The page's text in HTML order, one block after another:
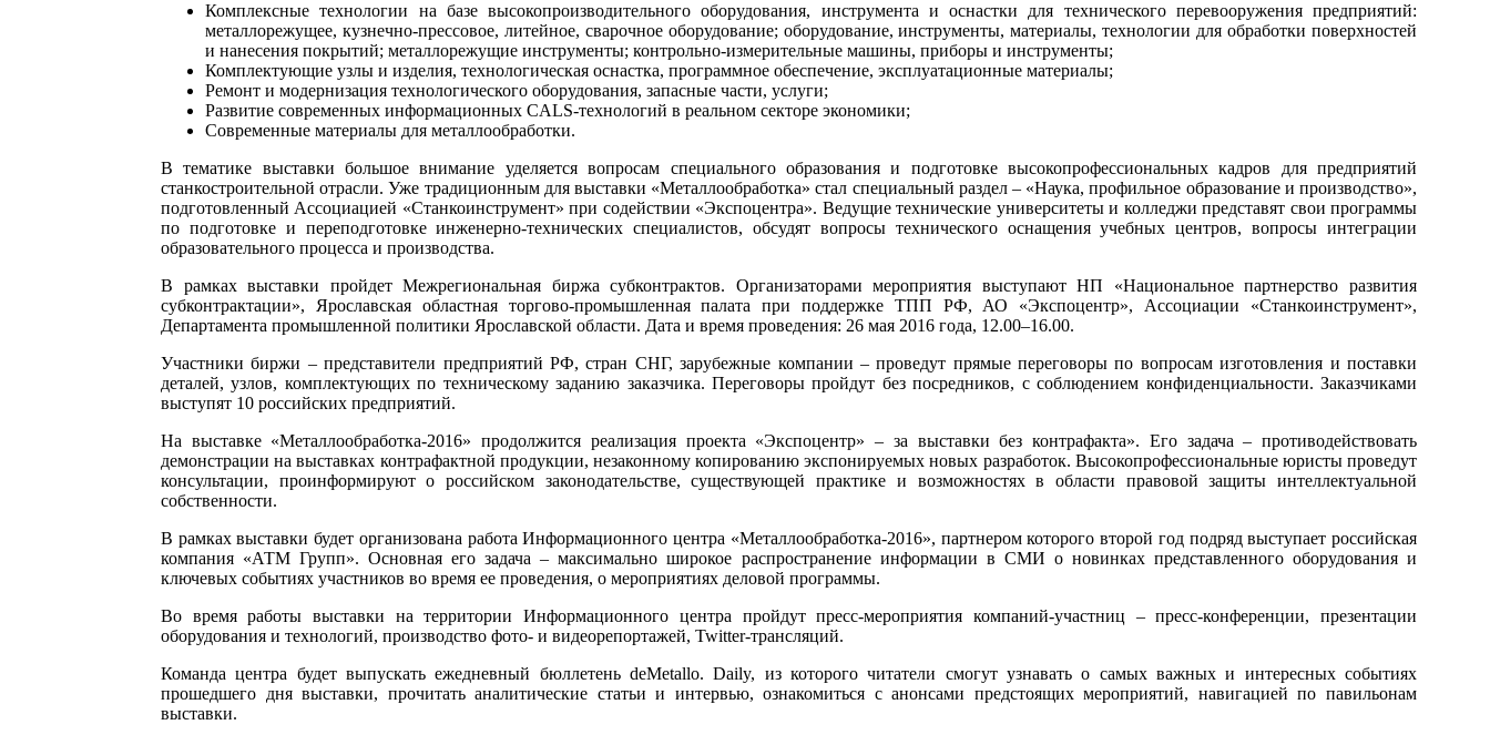
Комплексные технологии на базе высокопроизводительного оборудования, инструмента и оснастки для технического перевооружения предприятий:
металлорежущее, кузнечно-прессовое, литейное, сварочное оборудование; оборудование, инструменты, материалы, технологии для обработки поверхностей
и нанесения покрытий; металлорежущие инструменты; контрольно-измерительные машины, приборы и инструменты;
Комплектующие узлы и изделия, технологическая оснастка, программное обеспечение, эксплуатационные материалы;
Ремонт и модернизация технологического оборудования, запасные части, услуги;
Развитие современных информационных CALS-технологий в реальном секторе экономики;
Современные материалы для металлообработки.
В тематике выставки большое внимание уделяется вопросам специального образования и подготовке высокопрофессиональных кадров для предприятий
станкостроительной отрасли. Уже традиционным для выставки «Металлообработка» стал специальный раздел – «Наука, профильное образование и производство»,
подготовленный Ассоциацией «Станкоинструмент» при содействии «Экспоцентра». Ведущие технические университеты и колледжи представят свои программы
по подготовке и переподготовке инженерно-технических специалистов, обсудят вопросы технического оснащения учебных центров, вопросы интеграции
образовательного процесса и производства.
В рамках выставки пройдет Межрегиональная биржа субконтрактов. Организаторами мероприятия выступают НП «Национальное партнерство развития
субконтрактации», Ярославская областная торгово-промышленная палата при поддержке ТПП РФ, АО «Экспоцентр», Ассоциации «Станкоинструмент»,
Департамента промышленной политики Ярославской области. Дата и время проведения: 26 мая 2016 года, 12.00–16.00.
Участники биржи – представители предприятий РФ, стран СНГ, зарубежные компании – проведут прямые переговоры по вопросам изготовления и поставки
деталей, узлов, комплектующих по техническому заданию заказчика. Переговоры пройдут без посредников, с соблюдением конфиденциальности. Заказчиками
выступят 10 российских предприятий.
На выставке «Металлообработка-2016» продолжится реализация проекта «Экспоцентр» – за выставки без контрафакта». Его задача – противодействовать
демонстрации на выставках контрафактной продукции, незаконному копированию экспонируемых новых разработок. Высокопрофессиональные юристы проведут
консультации, проинформируют о российском законодательстве, существующей практике и возможностях в области правовой защиты интеллектуальной
собственности.
В рамках выставки будет организована работа Информационного центра «Металлообработка-2016», партнером которого второй год подряд выступает российская
компания «АТМ Групп». Основная его задача – максимально широкое распространение информации в СМИ о новинках представленного оборудования и
ключевых событиях участников во время ее проведения, о мероприятиях деловой программы.
Во время работы выставки на территории Информационного центра пройдут пресс-мероприятия компаний-участниц – пресс-конференции, презентации
оборудования и технологий, производство фото- и видеорепортажей, Twitter-трансляций.
Команда центра будет выпускать ежедневный бюллетень deMetallo. Daily, из которого читатели смогут узнавать о самых важных и интересных событиях
прошедшего дня выставки, прочитать аналитические статьи и интервью, ознакомиться с анонсами предстоящих мероприятий, навигацией по павильонам
выставки.